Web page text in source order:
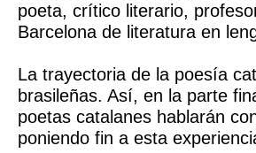
poeta, crítico literario,
Barcelona de literatura en
La trayectoria de la poesía
brasileñas. Así, en la parte
poetas catalanes hablarán
poniendo fin a esta